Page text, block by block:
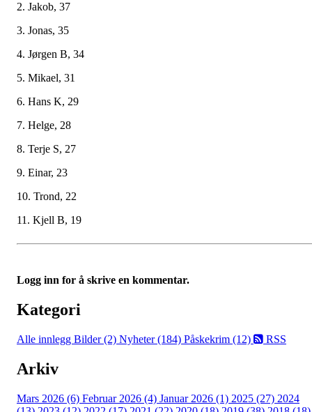
2. Jakob, 37
3. Jonas, 35
4. Jørgen B, 34
5. Mikael, 31
6. Hans K, 29
7. Helge, 28
8. Terje S, 27
9. Einar, 23
10. Trond, 22
11. Kjell B, 19
Logg inn for å skrive en kommentar.
Kategori
Alle innlegg Bilder (2) Nyheter (184) Påskekrim (12) RSS
Arkiv
Mars 2026 (6) Februar 2026 (4) Januar 2026 (1) 2025 (27) 2024